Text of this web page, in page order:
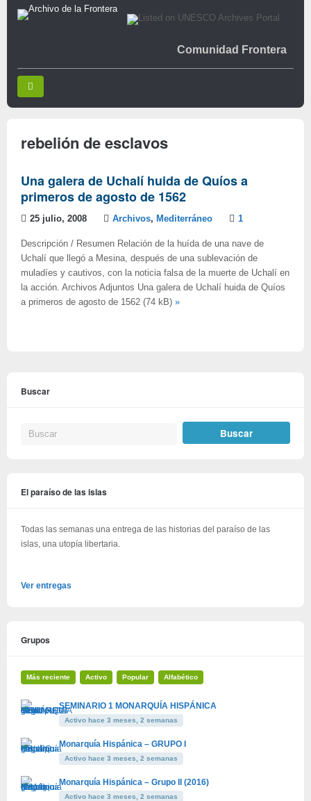
Comunidad Frontera
rebelión de esclavos
Una galera de Uchalí huida de Quíos a
primeros de agosto de 1562
25 julio, 2008 Archivos, Mediterráneo 1
Descripción / Resumen Relación de la huída de una nave de
Uchalí que llegó a Mesina, después de una sublevación de
muladíes y cautivos, con la noticia falsa de la muerte de Uchalí en
la acción. Archivos Adjuntos Una galera de Uchalí huida de Quíos
a primeros de agosto de 1562 (74 kB) »
Buscar
El paraíso de las islas
Todas las semanas una entrega de las historias del paraíso de las
islas, una utopía libertaria.
Ver entregas
Grupos
Más reciente Activo Popular Alfabético
SEMINARIO 1 MONARQUÍA HISPÁNICA
Activo hace 3 meses, 2 semanas
Monarquía Hispánica – GRUPO I
Activo hace 3 meses, 2 semanas
Monarquía Hispánica – Grupo II (2016)
Activo hace 3 meses, 2 semanas